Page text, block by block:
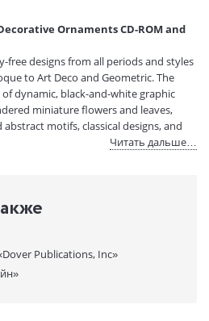
Ornaments CD-ROM and
designs from all periods and styles
to Art Deco and Geometric. The
dynamic, black-and-white graphic
miniature flowers and leaves,
motifs, classical designs, and
Читать дальше…
Publications, Inc»